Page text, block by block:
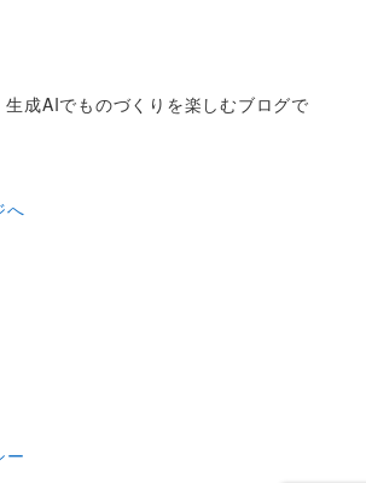
成AIでものづくりを楽しむブログで
へ
ー